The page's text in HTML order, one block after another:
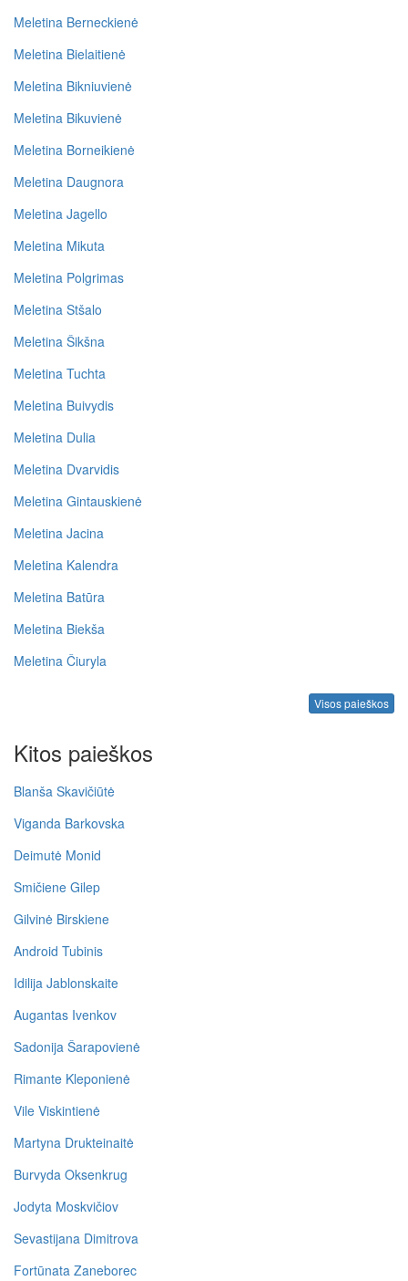
Meletina Berneckienė
Meletina Bielaitienė
Meletina Bikniuvienė
Meletina Bikuvienė
Meletina Borneikienė
Meletina Daugnora
Meletina Jagello
Meletina Mikuta
Meletina Polgrimas
Meletina Stšalo
Meletina Šikšna
Meletina Tuchta
Meletina Buivydis
Meletina Dulia
Meletina Dvarvidis
Meletina Gintauskienė
Meletina Jacina
Meletina Kalendra
Meletina Batūra
Meletina Biekša
Meletina Čiuryla
Visos paieškos
Kitos paieškos
Blanša Skavičiūtė
Viganda Barkovska
Deimutė Monid
Smičiene Gilep
Gilvinė Birskiene
Android Tubinis
Idilija Jablonskaite
Augantas Ivenkov
Sadonija Šarapovienė
Rimante Kleponienė
Vile Viskintienė
Martyna Drukteinaitė
Burvyda Oksenkrug
Jodyta Moskvičiov
Sevastijana Dimitrova
Fortūnata Zaneborec